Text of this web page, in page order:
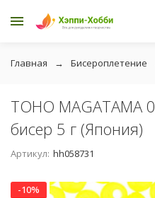
Главная Бисероплетение
TOHO
бисер 5 г (Япония)
Артикул: hh058731
-10%